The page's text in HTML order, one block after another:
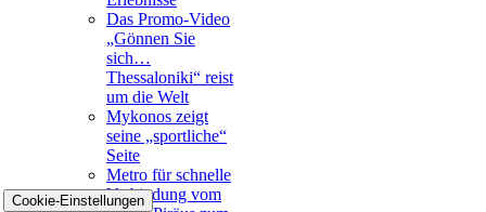
Das Promo-Video
„Gönnen Sie
sich…
Thessaloniki“ reist
um die Welt
Mykonos zeigt
seine „sportliche“
Seite
Metro für schnelle
Verbindung vom
Cookie-Einstellungen